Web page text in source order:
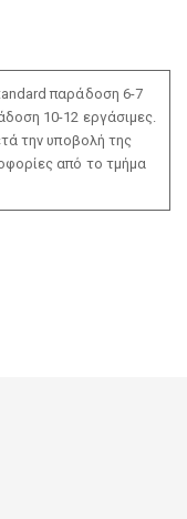
παράδοση 6-7
10-12 εργάσιμες.
την υποβολή της
από το τμήμα